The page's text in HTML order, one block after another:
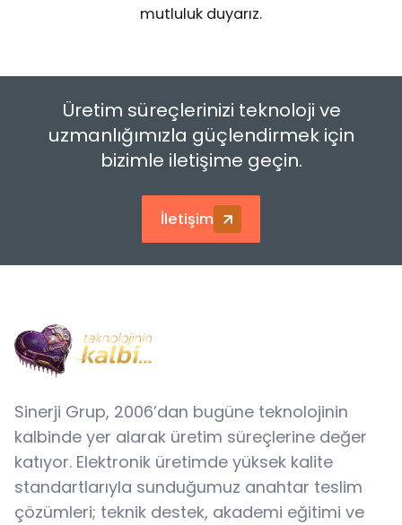
Krem Lehim Saklama
mutluluk duyarız.
Üretim süreçlerinizi teknoloji ve
uzmanlığımızla güçlendirmek için
bizimle iletişime geçin.
İletişim
Sinerji Grup, 2006’dan bugüne teknolojinin
kalbinde yer alarak üretim süreçlerine değer
katıyor. Elektronik üretimde yüksek kalite
standartlarıyla sunduğumuz anahtar teslim
çözümleri; teknik destek, akademi eğitimi ve